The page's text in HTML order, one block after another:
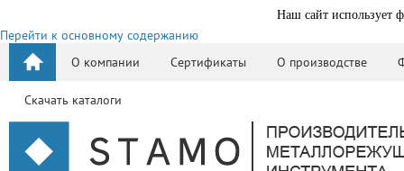
Наш сайт использует
Перейти к основному содержанию
О компании
Сертификаты О производстве
Скачать каталоги